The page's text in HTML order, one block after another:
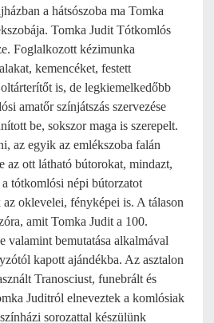
a hátsószoba ma Tomka
Tomka Judit Tótkomlós
Foglalkozott kézimunka
kemencéket, festett
is, de legkiemelkedőbb
amatőr színjátszás szervezése
be, sokszor maga is szerepelt.
az egyik az emlékszoba falán
az ott látható bútorokat, mindazt,
tótkomlósi népi bútorzatot
oklevelei, fényképei is. A tálason
amit Tomka Judit a 100.
valamint bemutatása alkalmával
kapott ajándékba. Az asztalon
Tranosciust, funebrált és
Juditról elneveztek a komlósiak
sorozattal készülünk